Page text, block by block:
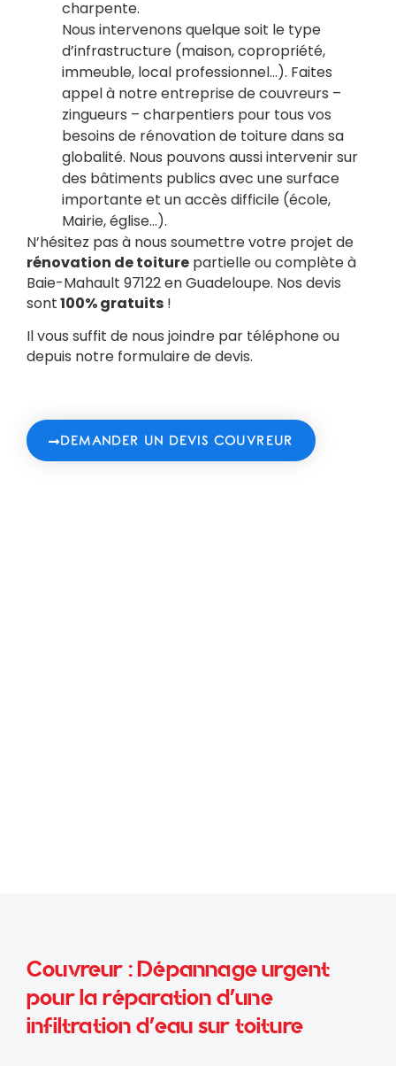
charpente.
Nous intervenons quelque soit le type
d’infrastructure (maison, copropriété,
immeuble, local professionnel…). Faites
appel à notre entreprise de couvreurs –
zingueurs – charpentiers pour tous vos
besoins de rénovation de toiture dans sa
globalité. Nous pouvons aussi intervenir sur
des bâtiments publics avec une surface
importante et un accès difficile (école,
Mairie, église…).
N’hésitez pas à nous soumettre votre projet de
rénovation de toiture partielle ou complète à
Baie-Mahault 97122 en Guadeloupe. Nos devis
sont100% gratuits !
Il vous suffit de nous joindre par téléphone ou
depuis notre formulaire de devis.
DEMANDER UN DEVIS COUVREUR
Couvreur : Dépannage urgent
pour la réparation d’une
infiltration d'eau sur toiture